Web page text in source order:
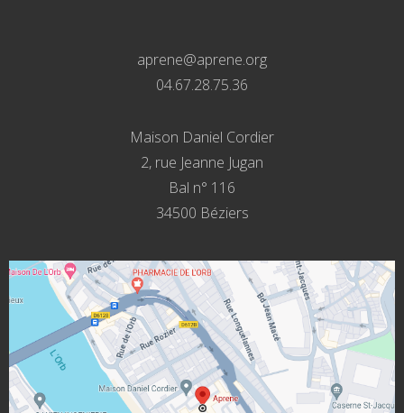
aprene@aprene.org
04.67.28.75.36
Maison Daniel Cordier
2, rue Jeanne Jugan
Bal n° 116
34500 Béziers